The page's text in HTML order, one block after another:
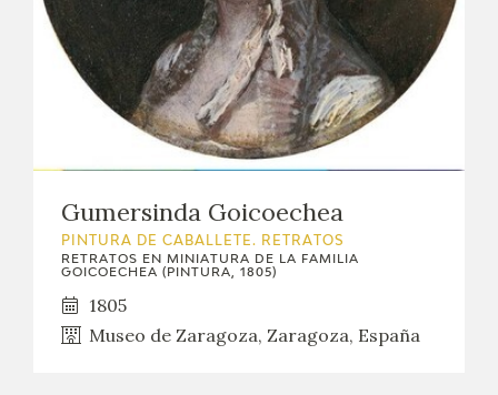
Gumersinda Goicoechea
PINTURA DE CABALLETE. RETRATOS
RETRATOS EN MINIATURA DE LA FAMILIA
GOICOECHEA (PINTURA, 1805)
1805
Museo de Zaragoza, Zaragoza, España